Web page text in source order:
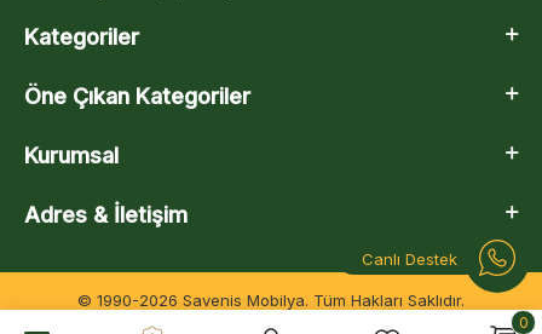
Canlı Destek
0
Kategoriler
Öne Çıkan Kategoriler
Kurumsal
Adres & İletişim
© 1990-2026 Savenis Mobilya. Tüm Hakları Saklıdır.